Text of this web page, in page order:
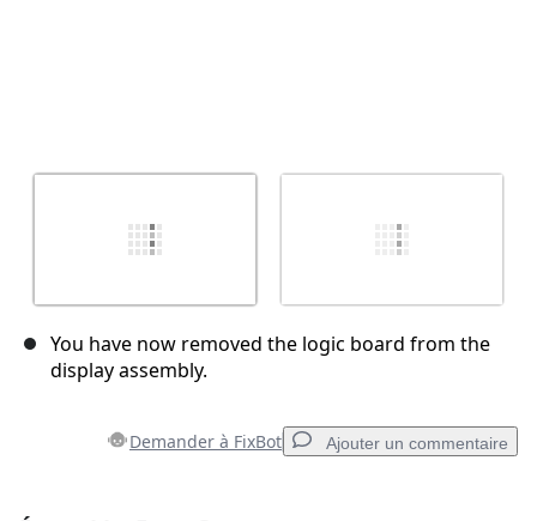
You have now removed the logic board from the
display assembly.
Demander à FixBot Ajouter un commentaire